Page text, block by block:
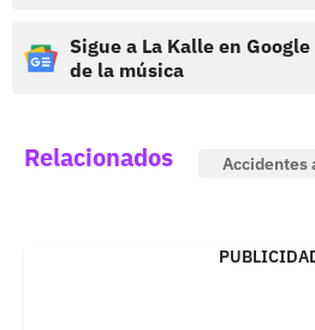
Sigue a La Kalle en
de la música
Relacionados Accidentes